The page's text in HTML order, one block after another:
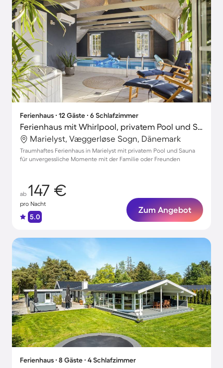
Ferienhaus ∙ 12 Gäste ∙ 6 Schlafzimmer
Ferienhaus mit Whirlpool, privatem Pool und Sauna
Marielyst, Væggerløse Sogn, Dänemark
Traumhaftes Ferienhaus in Marielyst mit privatem Pool und Sauna
für unvergessliche Momente mit der Familie oder Freunden
ab 147 €
pro Nacht
5.0
Zum Angebot
Ferienhaus ∙ 8 Gäste ∙ 4 Schlafzimmer